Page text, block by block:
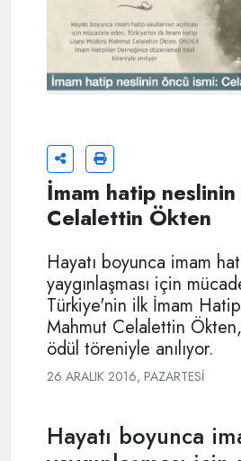
İmam hatip
Celalettin Ökten
Hayatı boyunca imam
yaygınlaşması için
Türkiye'nin ilk İmam
Mahmut Celalettin
ödül töreniyle anılıyor.
26 ARALIK 2016, PAZARTESI
Hayatı boyunca